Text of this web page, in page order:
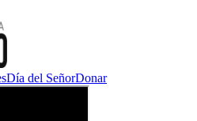
Día del SeñorDonar